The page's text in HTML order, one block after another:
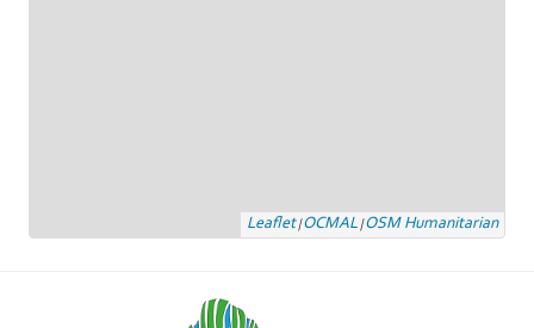
Leaflet|OCMAL|OSM Humanitarian